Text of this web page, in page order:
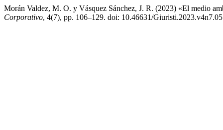
Morán Valdez, M. O. y Vásquez Sánchez, J. R. (2023) «El medio
Corporativo, 4(7), pp. 106–129. doi: 10.46631/